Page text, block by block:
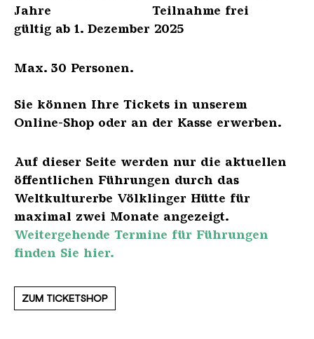
Jahre Teilnahme frei
gültig ab 1. Dezember 2025
Max. 30 Personen.
Sie können Ihre Tickets in unserem
Online-Shop oder an der Kasse erwerben.
Auf dieser Seite werden nur die aktuellen
öffentlichen Führungen durch das
Weltkulturerbe Völklinger Hütte für
maximal zwei Monate angezeigt.
Weitergehende Termine für Führungen
finden Sie hier.
ZUM TICKETSHOP